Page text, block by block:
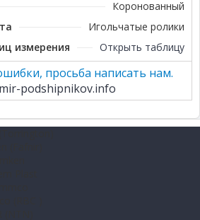
Коронованный
Игольчатые ролики
измерения
Открыть таблицу
просьба написать нам.
podshipnikov.info